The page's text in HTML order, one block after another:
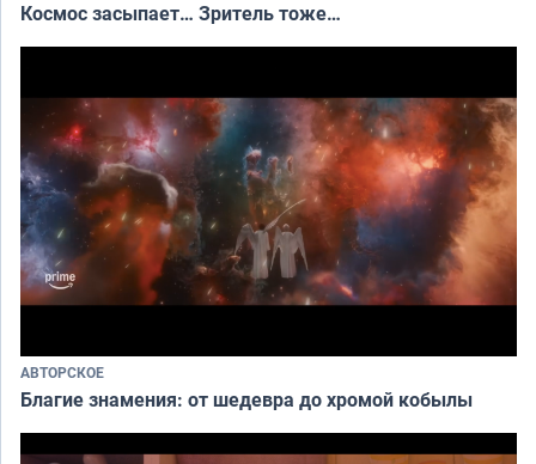
Космос засыпает… Зритель тоже…
АВТОРСКОЕ
Благие знамения: от шедевра до хромой кобылы